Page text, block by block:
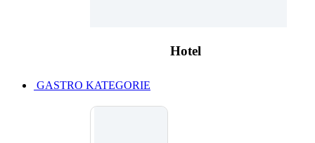
Hotel
GASTRO KATEGORIE